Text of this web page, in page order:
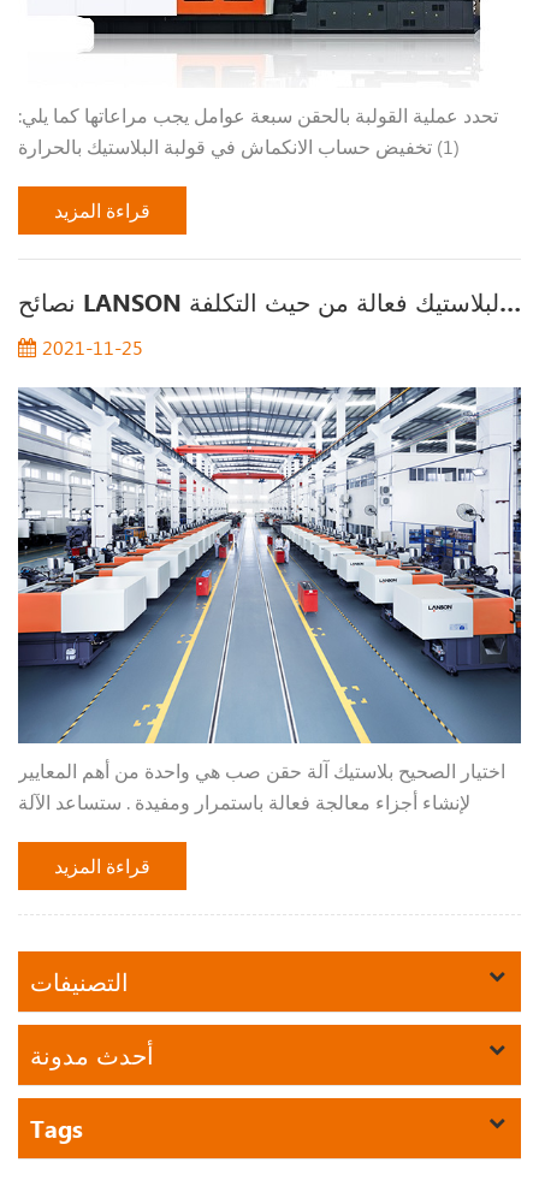
تحدد عملية القولبة بالحقن سبعة عوامل يجب مراعاتها كما يلي:
(1) تخفيض حساب الانكماش في قولبة البلاستيك بالحرارة
قراءة المزيد
نصائح LANSON لاختيار آلة تشكيل حقن البلاستيك فعالة من حيث التكلفة
2021-11-25
اختيار الصحيح بلاستيك آلة حقن صب هي واحدة من أهم المعايير
لإنشاء أجزاء معالجة فعالة باستمرار ومفيدة . ستساعد الآلة
قراءة المزيد
التصنيفات
أحدث مدونة
Tags